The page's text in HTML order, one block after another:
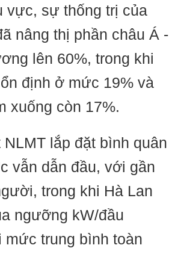
vực, sự thống trị của
nâng thị phần châu Á -
lên 60%, trong khi
định ở mức 19% và
xuống còn 17%.
lắp đặt bình quân
vẫn dẫn đầu, với gần
trong khi Hà Lan
ngưỡng kW/đầu
trung bình toàn